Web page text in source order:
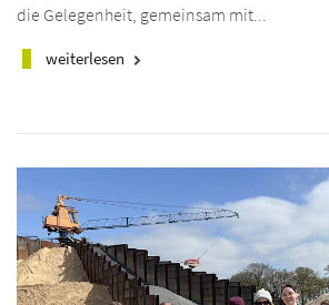
die Gelegenheit, gemeinsam mit...
weiterlesen keyboard_arrow_right